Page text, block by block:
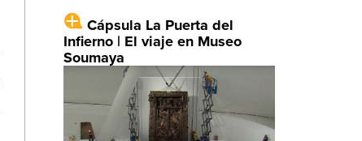
Cápsula La Puerta del
Infierno | El viaje en Museo
Soumaya